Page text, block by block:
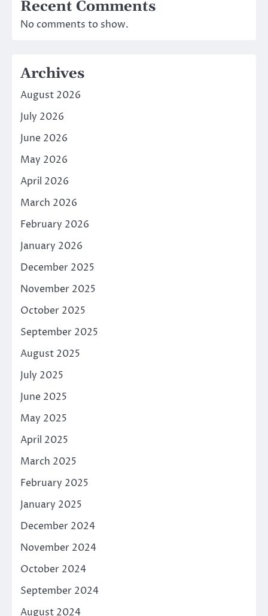
Recent Comments
No comments to show.
Archives
August 2026
July 2026
June 2026
May 2026
April 2026
March 2026
February 2026
January 2026
December 2025
November 2025
October 2025
September 2025
August 2025
July 2025
June 2025
May 2025
April 2025
March 2025
February 2025
January 2025
December 2024
November 2024
October 2024
September 2024
August 2024